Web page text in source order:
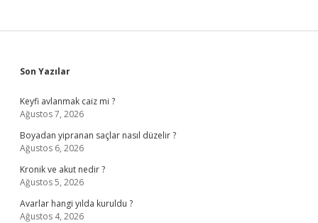
Sidebar
Son Yazılar
Keyfi avlanmak caiz mi ?
Ağustos 7, 2026
Boyadan yipranan saçlar nasıl düzelir ?
Ağustos 6, 2026
Kronik ve akut nedir ?
Ağustos 5, 2026
Avarlar hangi yılda kuruldu ?
Ağustos 4, 2026